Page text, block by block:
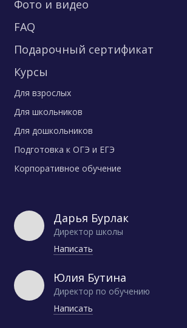
Фото и видео
FAQ
Подарочный сертификат
Курсы
Для взрослых
Для школьников
Для дошкольников
Подготовка к ОГЭ и ЕГЭ
Корпоративное обучение
Дарья Бурлак
Директор школы
Написать
Юлия Бутина
Директор по обучению
Написать